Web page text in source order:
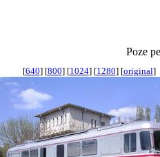
Poze
[640] [800] [1024] [1280] [original]